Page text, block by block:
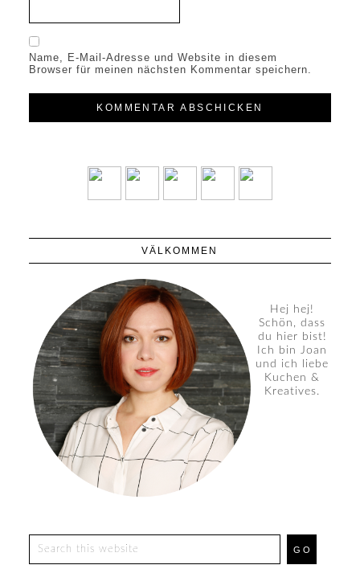
Name, E-Mail-Adresse und Website in diesem
Browser für meinen nächsten Kommentar speichern.
VÄLKOMMEN
Hej hej!
Schön, dass
du hier bist!
Ich bin Joan
und ich liebe
Kuchen &
Kreatives.